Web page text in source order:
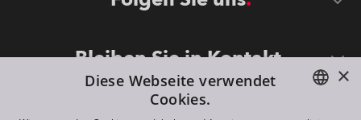
Bleiben Sie in Kontakt
×
Diese Webseite verwendet
Cookies.